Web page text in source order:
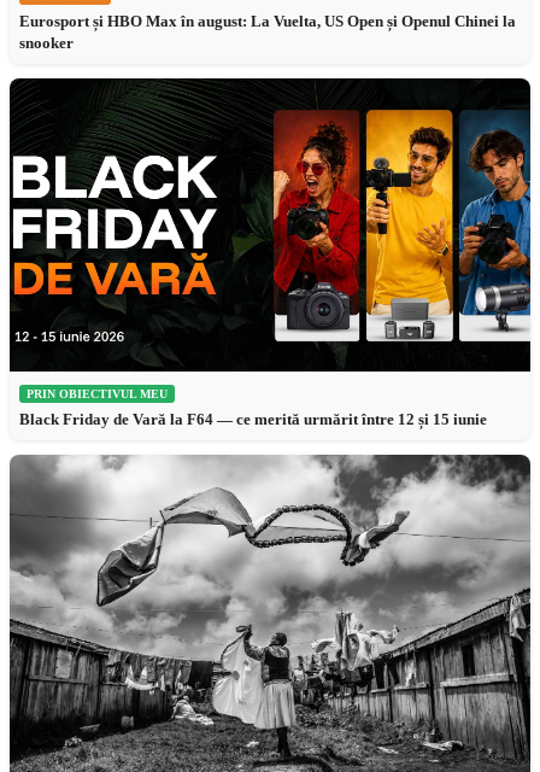
Eurosport și HBO Max în august: La Vuelta, US Open și Openul Chinei la
snooker
PRIN OBIECTIVUL MEU
Black Friday de Vară la F64 — ce merită urmărit între 12 și 15 iunie